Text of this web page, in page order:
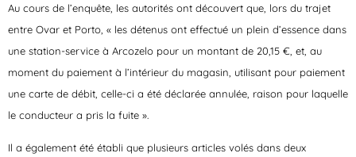
Au cours de l’enquête, les autorités ont découvert que, lors du trajet
entre Ovar et Porto, « les détenus ont effectué un plein d’essence dans
une station-service à Arcozelo pour un montant de 20,15 €, et, au
moment du paiement à l’intérieur du magasin, utilisant pour paiement
une carte de débit, celle-ci a été déclarée annulée, raison pour laquelle
le conducteur a pris la fuite ».
Il a également été établi que plusieurs articles volés dans deux